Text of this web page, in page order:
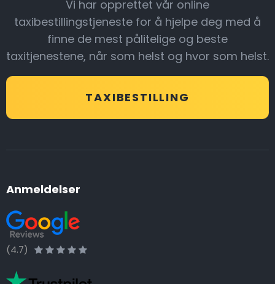
Vi har opprettet vår online
taxibestillingstjeneste for å hjelpe deg med å
finne de mest pålitelige og beste
taxitjenestene, når som helst og hvor som helst.
TAXIBESTILLING
Anmeldelser
(4.7)